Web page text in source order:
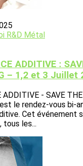
R&D Métal
ADDITIVE :
– 1,2 et 3 Juillet
ADDITIVE - SAVE
le rendez-vous bi-
Cet événement
tous les...